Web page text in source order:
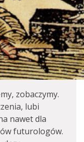
zobaczymy.
lubi
nawet dla
futurologów.